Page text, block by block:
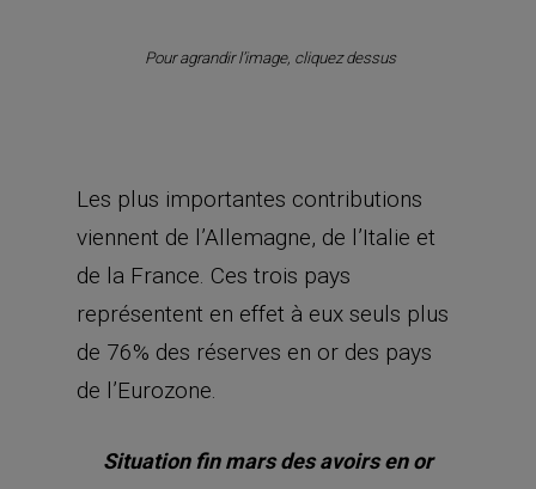
Pour agrandir l’image, cliquez dessus
Les plus importantes contributions
viennent de l’Allemagne, de l’Italie et
de la France. Ces trois pays
représentent en effet à eux seuls plus
de 76% des réserves en or des pays
de l’Eurozone.
Situation fin mars des avoirs en or